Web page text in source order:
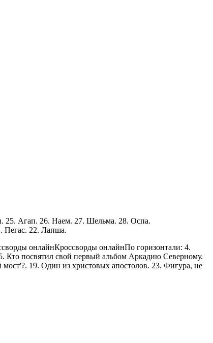
25. Агап. 26. Наем. 27. Шельма. 28. Оспа.
Пегас. 22. Лапша.
онлайнКроссворды онлайнПо горизонтали: 4.
Кто посвятил свой первый альбом Аркадию Северному.
19. Один из христовых апостолов. 23. Фигура, не